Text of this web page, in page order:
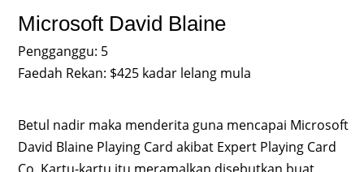
Microsoft David Blaine
Pengganggu: 5
Faedah Rekan: $425 kadar lelang mula
Betul nadir maka menderita guna mencapai Microsoft
David Blaine Playing Card akibat Expert Playing Card